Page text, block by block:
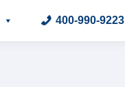
400-990-9223